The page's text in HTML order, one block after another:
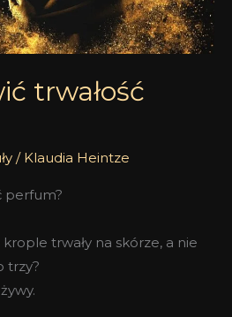
trwałość
/ Klaudia Heintze
perfum?
trwały na skórze, a nie
trzy?